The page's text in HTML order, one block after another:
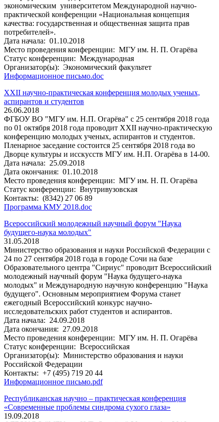
экономическим университетом Международной научно-
практической конференции «Национальная концепция
качества: государственная и общественная защита прав
потребителей».
Дата начала: 01.10.2018
Место проведения конференции: МГУ им. Н. П. Огарёва
Статус конференции: Международная
Организатор(ы): Экономический факультет
Информационное письмо.doc
XXII научно-практическая конференция молодых ученых,
аспирантов и студентов
26.06.2018
ФГБОУ ВО "МГУ им. Н.П. Огарёва" с 25 сентября 2018 года
по 01 октября 2018 года проводит XXII научно-практическую
конференцию молодых ученых, аспирантов и студентов.
Пленарное заседание состоится 25 сентября 2018 года во
Дворце культуры и исскусств МГУ им. Н.П. Огарёва в 14-00.
Дата начала: 25.09.2018
Дата окончания: 01.10.2018
Место проведения конференции: МГУ им. Н. П. Огарёва
Статус конференции: Внутривузовская
Контакты: (8342) 27 06 89
Программа КМУ 2018.doc
Всероссийский молодежный научный форум "Наука
будущего-наука молодых"
31.05.2018
Министерство образования и науки Российской Федерации с
24 по 27 сентября 2018 года в городе Сочи на базе
Образовательного центра "Сириус" проводит Всероссийский
молодежный научный форум "Наука будущего-наука
молодых" и Международную научную конференцию "Наука
будущего". Основным мероприятием Форума станет
ежегодный Всероссийский конкурс научно-
исследовательских работ студентов и аспирантов.
Дата начала: 24.09.2018
Дата окончания: 27.09.2018
Место проведения конференции: МГУ им. Н. П. Огарёва
Статус конференции: Всероссийская
Организатор(ы): Министерство образования и науки
Российской Федерации
Контакты: +7 (495) 719 20 44
Информационное письмо.pdf
Республиканская научно – практическая конференция
«Современные проблемы синдрома сухого глаза»
19.09.2018